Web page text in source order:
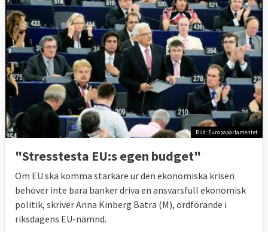
Bild: Europaparlamentet
"Stresstesta EU:s egen budget"
Om EU ska komma starkare ur den ekonomiska krisen
behöver inte bara banker driva en ansvarsfull ekonomisk
politik, skriver Anna Kinberg Batra (M), ordförande i
riksdagens EU-nämnd.